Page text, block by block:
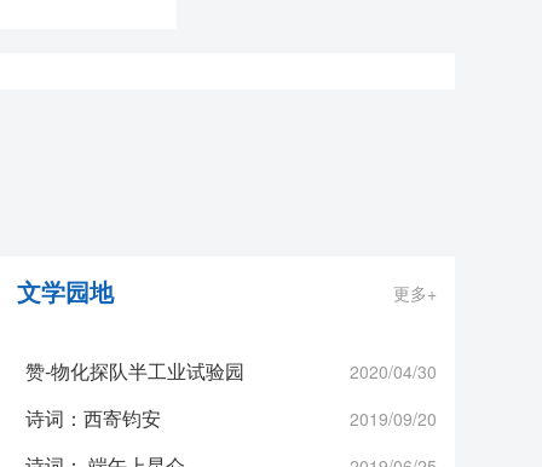
文学园地 更多+
赞-物化探队半工业试验园 2020/04/30
诗词：西寄钧安 2019/09/20